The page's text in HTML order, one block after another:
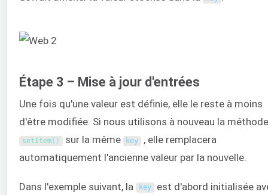
Étape 3 – Mise à jour d'entrées
Une fois qu'une valeur est définie, elle le reste à moins
d'être modifiée. Si nous utilisons à nouveau la méthode
setItem( ) sur la même key
, elle remplacera
automatiquement l'ancienne valeur par la nouvelle.
Dans l'exemple suivant, la key est d'abord initialisée